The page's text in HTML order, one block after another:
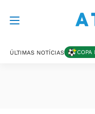
ÚLTIMAS NOTÍCIAS COPA